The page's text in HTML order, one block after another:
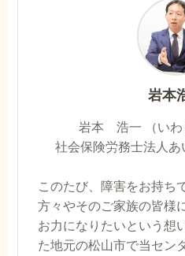
岩本
岩本 浩一 （いわ
社会保険労務士法人
このたび、障害をお持ち
方々やそのご家族の皆様
お力になりたいという想
た地元の松山市で当セン